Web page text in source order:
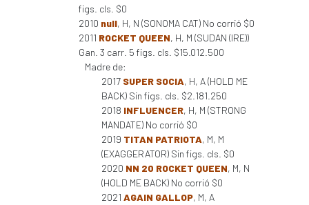
figs. cls. $0
2010 null, H, N (SONOMA CAT) No corrió $0
2011 ROCKET QUEEN, H, M (SUDAN (IRE))
Gan. 3 carr. 5 figs. cls. $15.012.500
Madre de:
2017 SUPER SOCIA, H, A (HOLD ME
BACK) Sin figs. cls. $2.181.250
2018 INFLUENCER, H, M (STRONG
MANDATE) No corrió $0
2019 TITAN PATRIOTA, M, M
(EXAGGERATOR) Sin figs. cls. $0
2020 NN 20 ROCKET QUEEN, M, N
(HOLD ME BACK) No corrió $0
2021 AGAIN GALLOP, M, A